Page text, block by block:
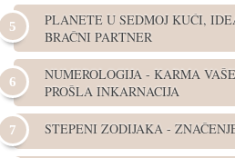
PLANETE U SEDMOJ KUĆI,
BRAČNI PARTNER
NUMEROLOGIJA - KARMA
PROŠLA INKARNACIJA
STEPENI ZODIJAKA -